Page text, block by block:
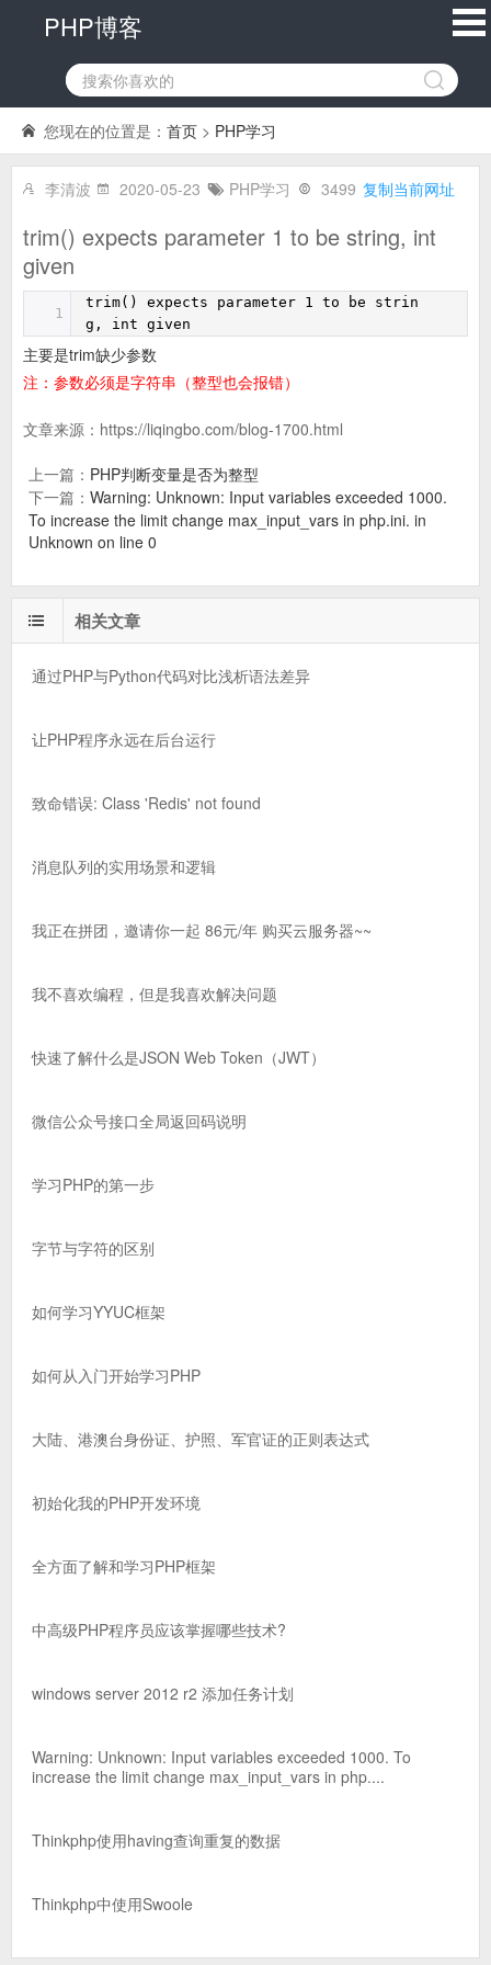
PHP博客
您现在的位置是： 首页 > PHP学习
李清波 2020-05-23 PHP学习 3499 复制当前网址
trim() expects parameter 1 to be string, int
given
1
trim() expects parameter 1 to be strin
g, int given
主要是trim缺少参数
注：参数必须是字符串（整型也会报错）
文章来源： https://liqingbo.com/blog-1700.html
上一篇： PHP判断变量是否为整型
下一篇： Warning: Unknown: Input variables exceeded 1000.
To increase the limit change max_input_vars in php.ini. in
Unknown on line 0
相关文章
通过PHP与Python代码对比浅析语法差异
让PHP程序永远在后台运行
致命错误: Class 'Redis' not found
消息队列的实用场景和逻辑
我正在拼团，邀请你一起 86元/年 购买云服务器~~
我不喜欢编程，但是我喜欢解决问题
快速了解什么是JSON Web Token（JWT）
微信公众号接口全局返回码说明
学习PHP的第一步
字节与字符的区别
如何学习YYUC框架
如何从入门开始学习PHP
大陆、港澳台身份证、护照、军官证的正则表达式
初始化我的PHP开发环境
全方面了解和学习PHP框架
中高级PHP程序员应该掌握哪些技术?
windows server 2012 r2 添加任务计划
Warning: Unknown: Input variables exceeded 1000. To
increase the limit change max_input_vars in php....
Thinkphp使用having查询重复的数据
Thinkphp中使用Swoole